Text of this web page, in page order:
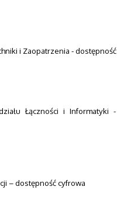
i Zaopatrzenia -
Łączności i Informatyki
– dostępność cyfrowa